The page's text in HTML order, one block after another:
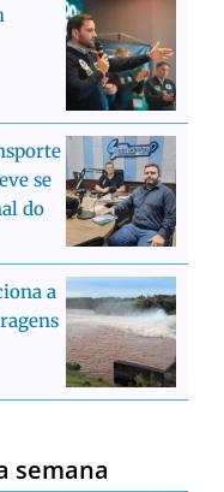
se
do
a
semana